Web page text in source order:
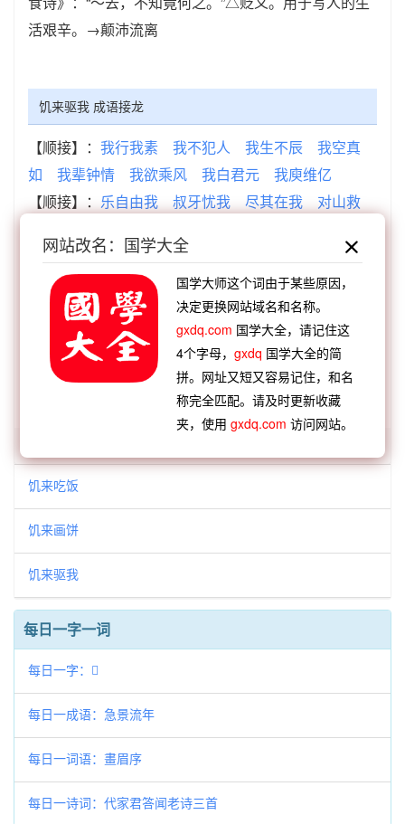
活艰辛。→颠沛流离
饥来驱我 成语接龙
【顺接】： 我行我素 我不犯人 我生不辰
我空真
如
我辈钟情 我欲乘风 我白君元
我庾维亿
【顺接】： 乐自由我 叔牙忧我 尽其在我
对山救
【逆接】：漏脯救饥 臣朔苦饥
方朔苦
漂母拯饥 漏脯充饥 子桑寒饥
邓通死饥
【逆接】： 饥寒交切 饥食渴饮 饥餐渴饮
饥来驱
饥馑荐臻 饥鹰饿虎 饥駈叩门 饥用饱扬
「饥来驱我」的典故、饥来驱我成语故事
饥来吃饭
饥来画饼
饥来驱我
每日一字一词
每日一字：𦦡
每日一成语：急景流年
每日一词语：畫眉序
每日一诗词：代家君答闻老诗三首
网站改名：国学大全
国学大师这个词由于某些原因，
决定更换网站域名和名称。
gxdq.com 国学大全，请记住这
4个字母，gxdq 国学大全的简
拼。网址又短又容易记住，和名
称完全匹配。请及时更新收藏
夹，使用gxdq.com 访问网站。